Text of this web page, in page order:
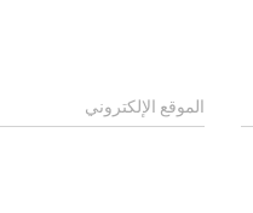
الموقع الإلكتروني